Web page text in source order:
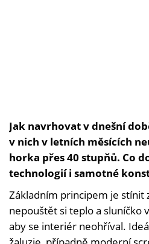
Jak navrhovat v dnešní
v nich v letních měsících
horka přes 40 stupňů. Co
technologií i samotné
Základním principem je stínit
nepouštět si teplo a sluníčko
aby se interiér neohříval.